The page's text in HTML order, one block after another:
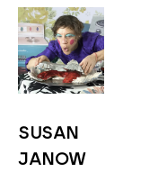
SUSAN
JANOW